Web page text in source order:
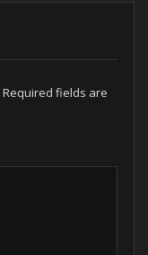
Required fields are